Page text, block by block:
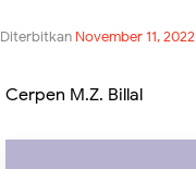
Diterbitkan November 11, 2022
Cerpen M.Z. Billal